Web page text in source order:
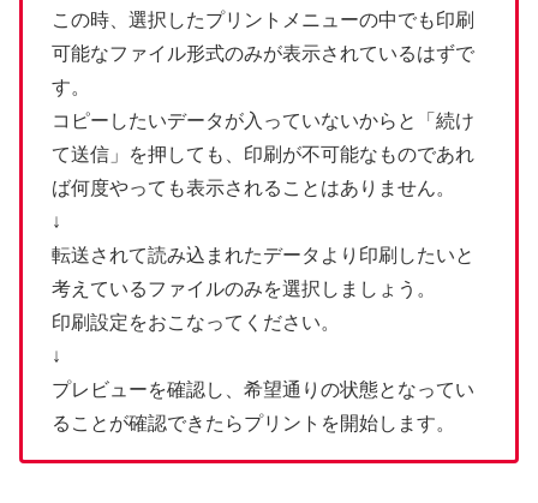
この時、選択したプリントメニューの中でも印刷
可能なファイル形式のみが表示されているはずで
す。
コピーしたいデータが入っていないからと「続け
て送信」を押しても、印刷が不可能なものであれ
ば何度やっても表示されることはありません。
↓
転送されて読み込まれたデータより印刷したいと
考えているファイルのみを選択しましょう。
印刷設定をおこなってください。
↓
プレビューを確認し、希望通りの状態となってい
ることが確認できたらプリントを開始します。